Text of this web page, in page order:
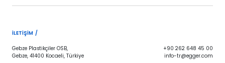
İLETIŞIM /
Gebze Plastikçiler OSB,
Gebze, 41400 Kocaeli, Türkiye
+90 262 648 45 00
info-tr@egger.com